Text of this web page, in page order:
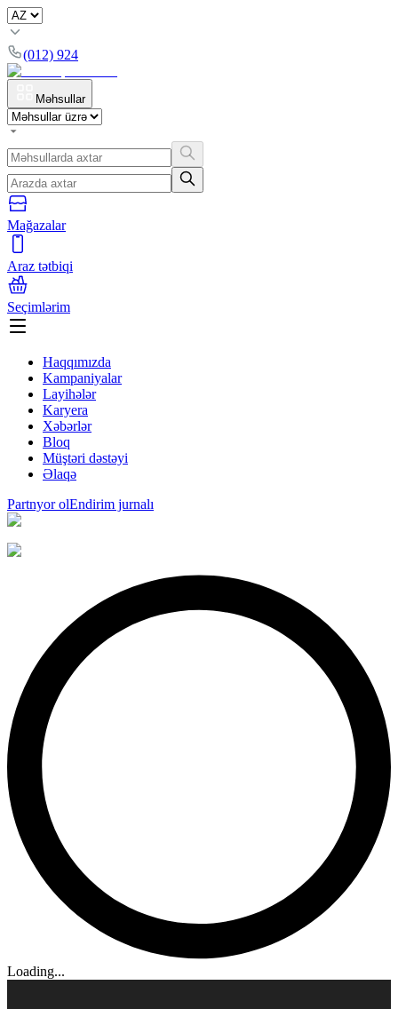
(012) 924
Məhsullar
Mağazalar
Araz tətbiqi
Seçimlərim
Haqqımızda
Kampaniyalar
Layihələr
Karyera
Xəbərlər
Bloq
Müştəri dəstəyi
Əlaqə
Partnyor olEndirim jurnalı
Loading...